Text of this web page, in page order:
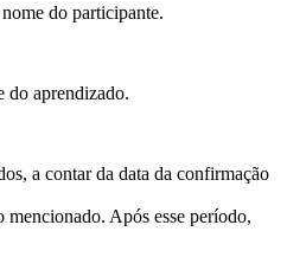
do participante.
do aprendizado.
a contar da data da confirmação
Após esse período,